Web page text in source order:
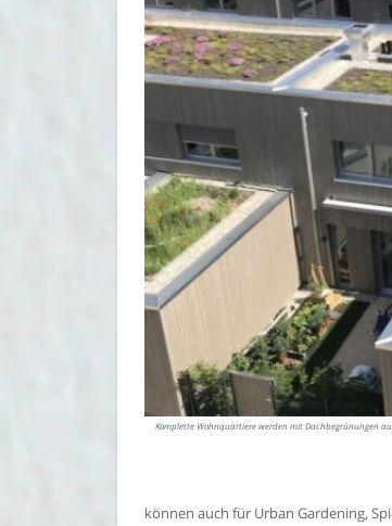
Komplette Wohnquartiere werden mit Dachbegrünungen
können auch für Urban Gardening,